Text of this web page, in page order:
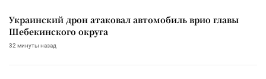
Украинский дрон атаковал автомобиль врио главы
Шебекинского округа
32 минуты назад